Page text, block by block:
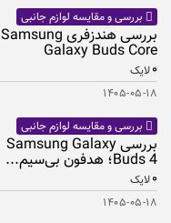
بررسی و مقایسه لوازم جانبی
بررسی هندزفری Samsung
Galaxy Buds Core
۰لایک
۱۴۰۵-۰۵-۱۸
بررسی و مقایسه لوازم جانبی
بررسی Samsung Galaxy
Buds 4؛ هدفون بی‌سیم...
۰لایک
۱۴۰۵-۰۵-۱۸